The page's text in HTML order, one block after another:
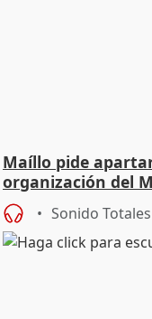
Maíllo pide
organización del
Sonido Totales